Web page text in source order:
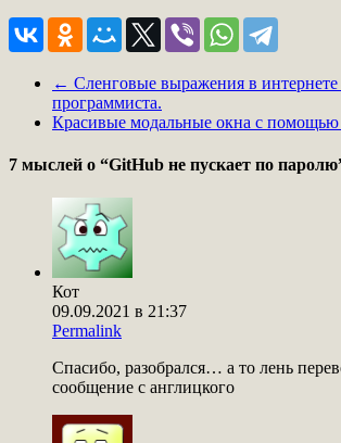
← Сленговые выражения в интернете
программиста.
Красивые модальные окна с помощью
7 мыслей о “GitHub не пускает по паролю
Кот
09.09.2021 в 21:37
Permalink
Спасибо, разобрался… а то лень
сообщение с англицкого